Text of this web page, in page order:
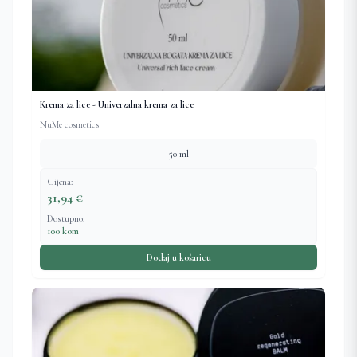
Krema za lice - Univerzalna krema za lice
NuMe cosmetics
50 ml
Cijena:
31,94 €
Dostupno:
100 kom
Dodaj u košaricu